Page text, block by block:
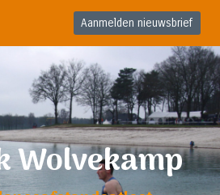
Aanmelden nieuwsbrief
Wolvekamp